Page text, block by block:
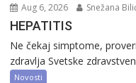
Aug 6, 2026 Snežana
HEPATITIS
Ne čekaj simptome,
zdravlja Svetske
Novosti